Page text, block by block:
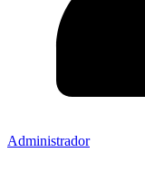
Administrador